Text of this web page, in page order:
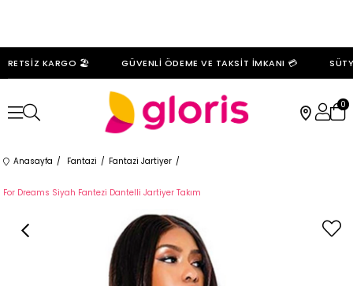
KARGO 🏖️ GÜVENLİ ÖDEME VE TAKSİT İMKANI 💳
0
Anasayfa Fantazi Fantazi Jartiyer
For Dreams Siyah Fantezi Dantelli Jartiyer Takım